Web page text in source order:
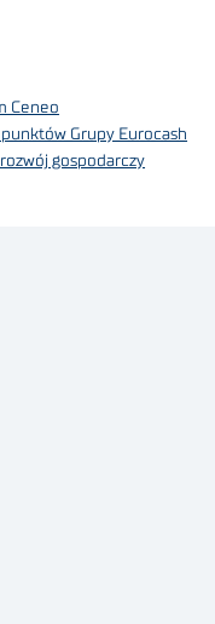
Ceneo
Grupy Eurocash
gospodarczy